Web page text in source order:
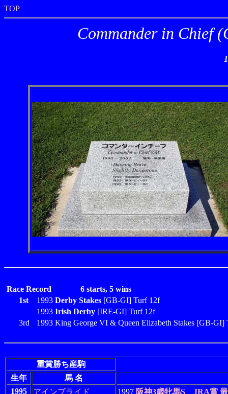
TOP
Commander in
Race Record
6 starts, 5 wins
1st
1993 Derby Stakes [GB-GI] Turf 12f
1993 Irish Derby [IRE-GI] Turf 12f
3rd
1993 King George VI & Queen Elizabeth Stakes [GB-GI]
重賞勝ち産駒
生年
馬 名
1995
アインブライド 1997 阪神3歳牝馬S
JRA賞